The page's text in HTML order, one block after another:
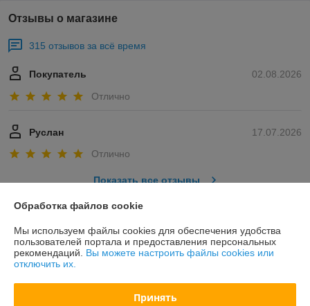
Отзывы о магазине
315 отзывов за всё время
02.08.2026
Покупатель
Отлично
17.07.2026
Руслан
Отлично
Показать все отзывы
О нас
Контакты
Обработка файлов cookie
Мы используем файлы cookies для обеспечения удобства
пользователей портала и предоставления персональных
рекомендаций. Вы можете настроить файлы cookies или
отключить их.
Принять